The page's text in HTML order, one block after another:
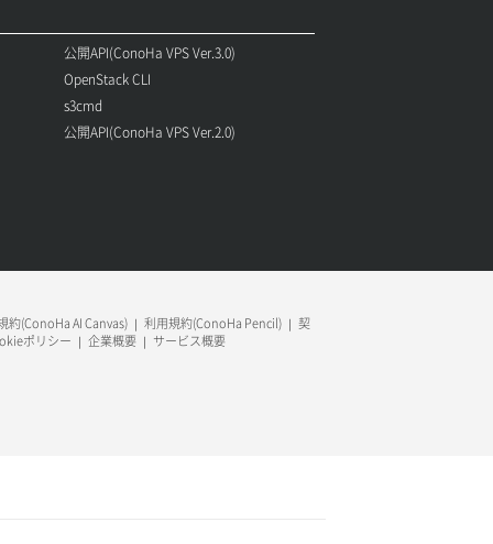
公開API(ConoHa VPS Ver.3.0)
OpenStack CLI
s3cmd
公開API(ConoHa VPS Ver.2.0)
約(ConoHa AI Canvas) 利用規約(ConoHa Pencil)
契
ポリシー
企業概要 サービス概要